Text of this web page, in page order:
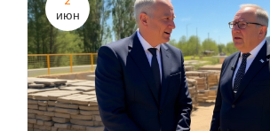
июн